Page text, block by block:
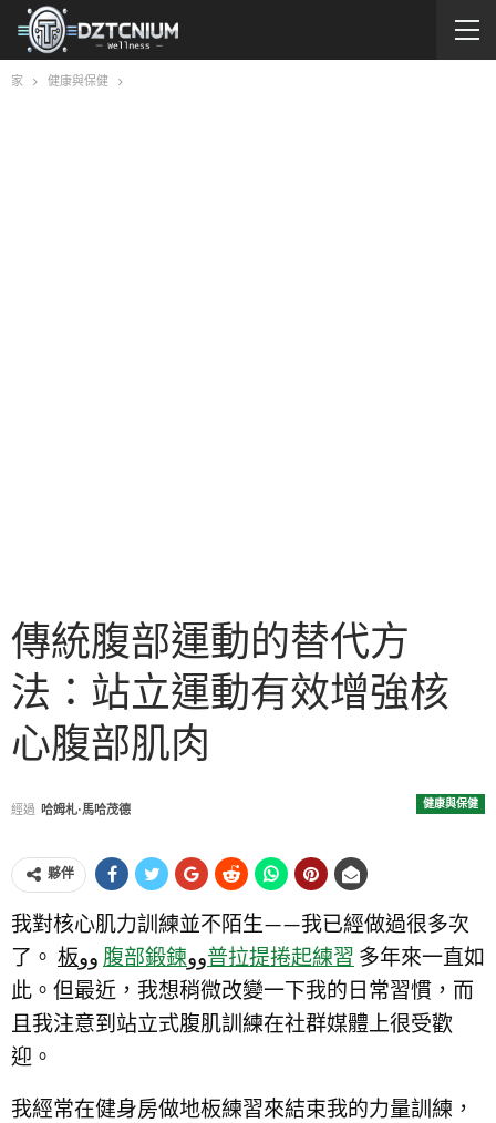
家 健康與保健
傳統腹部運動的替代方
法：站立運動有效增強核
心腹部肌肉
健康與保健
經過 哈姆札·馬哈茂德
夥伴
我對核心肌力訓練並不陌生——我已經做過很多次
了。 板 腹部鍛鍊وو普拉提捲起練習 多年來一直如
此。但最近，我想稍微改變一下我的日常習慣，而
且我注意到站立式腹肌訓練在社群媒體上很受歡
迎。
我經常在健身房做地板練習來結束我的力量訓練，